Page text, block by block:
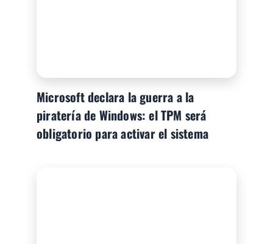
Microsoft declara la guerra a la
piratería de Windows: el TPM será
obligatorio para activar el sistema